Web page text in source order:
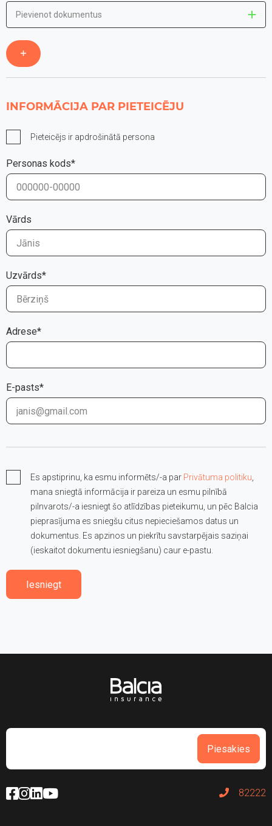
Pievienot dokumentus
INFORMĀCIJA PAR PIETEICĒJU
Pieteicējs ir apdrošinātā persona
Personas kods*
Vārds
Uzvārds*
Adrese*
E-pasts*
Es apstiprinu, ka esmu informēts/-a par Privātuma politiku
mana sniegtā informācija ir pareiza un esmu pilnībā
pilnvarots/-a iesniegt šo atlīdzības pieteikumu, un pēc Balcia
pieprasījuma es sniegšu citus nepieciešamos datus un
dokumentus. Es apzinos un piekrītu savstarpējais saziņai
(ieskaitot dokumentu iesniegšanu) caur e-pastu.
Iesniegt
Piesakies
82222